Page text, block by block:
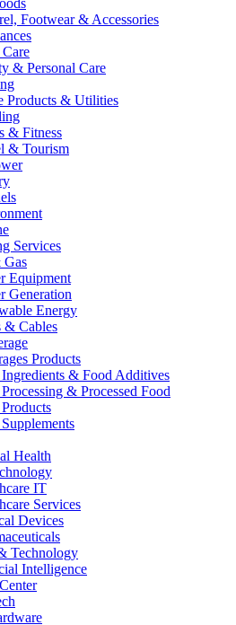
Footwear & Accessories
& Personal Care
Products & Utilities
& Fitness
& Tourism
Services
Equipment
Generation
Energy
& Cables
Products
& Food Additives
& Processed Food
Health
IT
Services
Devices
Technology
Intelligence